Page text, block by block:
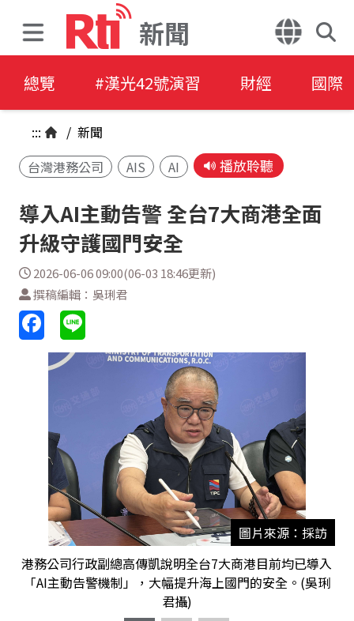
新聞
總覽 #漢光42號演習 財經 國際
::: / 新聞
台灣港務公司
AIS AI 播放聆聽
導入AI主動告警 全台7大商港全面
升級守護國門安全
2026-06-06 09:00(06-03 18:46更新)
撰稿編輯：吳琍君
圖片來源：採訪
港務公司行政副總高傳凱說明全台7大商港目前均已導入
「AI主動告警機制」，大幅提升海上國門的安全。(吳琍
君攝)